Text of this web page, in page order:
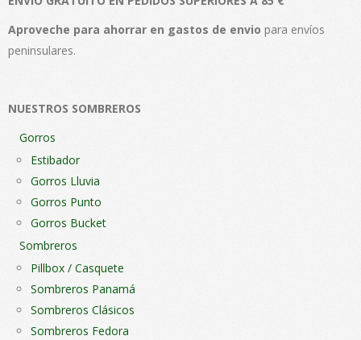
pueden
Aproveche para ahorrar en gastos de envio para envíos
peninsulares.
NUESTROS SOMBREROS
Gorros
Estibador
Gorros Lluvia
Gorros Punto
Gorros Bucket
Sombreros
Pillbox / Casquete
Sombreros Panamá
Sombreros Clásicos
Sombreros Fedora